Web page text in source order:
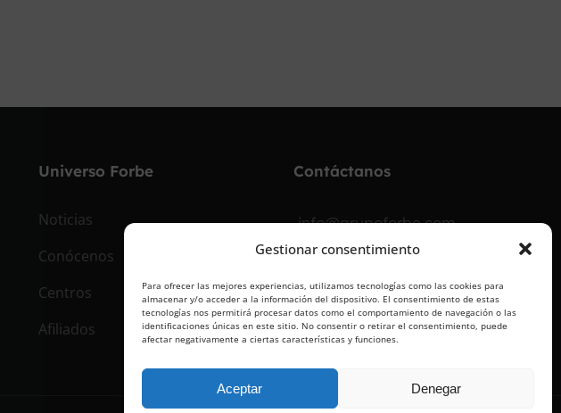
Gestionar consentimiento
Para ofrecer las mejores experiencias, utilizamos tecnologías como las cookies para
almacenar y/o acceder a la información del dispositivo. El consentimiento de estas
tecnologías nos permitirá procesar datos como el comportamiento de navegación o las
identificaciones únicas en este sitio. No consentir o retirar el consentimiento, puede
afectar negativamente a ciertas características y funciones.
Aceptar Denegar
Universo Forbe
Noticias
Conócenos
Centros
Afiliados
Contáctanos
info@grupoforbe.com